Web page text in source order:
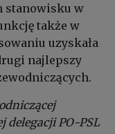
stanowisku w
także w
uzyskała
najlepszy
delegacji PO-PSL